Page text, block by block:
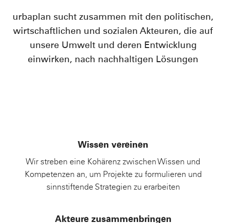
urbaplan sucht zusammen mit den politischen,
wirtschaftlichen und sozialen Akteuren, die auf
unsere Umwelt und deren Entwicklung
einwirken, nach nachhaltigen Lösungen
Wissen vereinen
Wir streben eine Kohärenz zwischen Wissen und
Kompetenzen an, um Projekte zu formulieren und
sinnstiftende Strategien zu erarbeiten
Akteure zusammenbringen